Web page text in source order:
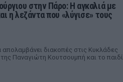
στην Πάρο: Η αγκαλιά με
η λεζάντα που «λύγισε» τους
διακοπές στις Κυκλάδες
Παναγιώτη Κουτσουμπή και το παιδί